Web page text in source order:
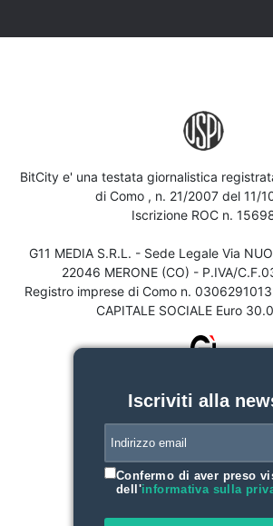
BitCity e' una testata giornalistica
di Como , n. 21/2007 del 11/
Iscrizione ROC n.
G11 MEDIA S.R.L. - Sede Legale Via
22046 MERONE (CO) - P.IVA/
Registro imprese di Como n.
CAPITALE SOCIALE Euro
Iscriviti alla
Confermo di aver preso
dell'informativa sulla